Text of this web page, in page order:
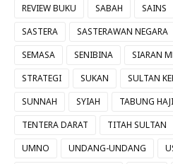
REVIEW BUKU
SABAH SAINS
SASTERA
SASTERAWAN NEGARA
SEMASA
SENIBINA SIARAN
STRATEGI
SUKAN
SULTAN
SUNNAH
SYIAH TABUNG HAJI
TENTERA DARAT
TITAH SULTAN
UMNO
UNDANG-UNDANG